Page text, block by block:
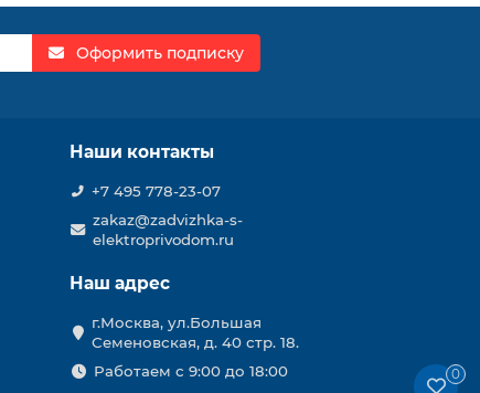
Оформить подписку
Наши контакты
+7 495 778-23-07
zakaz@zadvizhka-s-
elektroprivodom.ru
Наш адрес
г.Москва, ул.Большая
Семеновская, д. 40 стр. 18.
Работаем с 9:00 до 18:00
0